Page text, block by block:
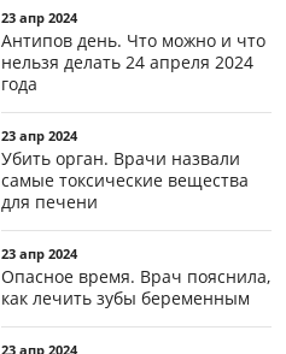
23 апр 2024
Антипов день. Что можно и что
нельзя делать 24 апреля 2024
года
23 апр 2024
Убить орган. Врачи назвали
самые токсические вещества
для печени
23 апр 2024
Опасное время. Врач пояснила,
как лечить зубы беременным
23 апр 2024